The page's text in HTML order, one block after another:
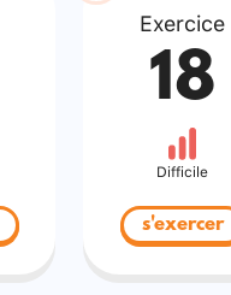
Exercice
18
Difficile
s'exercer